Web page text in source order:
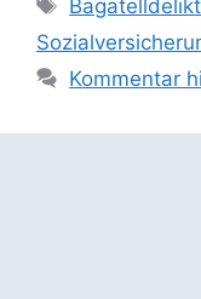
Bagatelldelikt
Kommentar